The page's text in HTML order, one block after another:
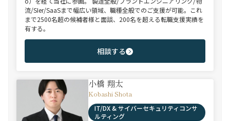
流/SIer/SaaSまで幅広い領域、職種全般でのご支援が可能。これ
まで2500名超の候補者様と面談、200名を超える転職支援実績を
有する。
相談する
小橋 翔太
Kobashi Shota
IT/DX & サイバーセキュリティコンサ
ルティング